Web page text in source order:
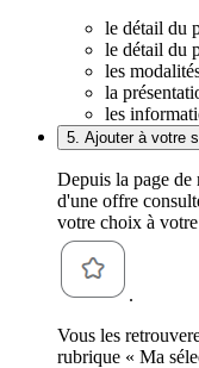
le détail du
le détail du
les
la
les
5. Ajouter à votre
Depuis la page de
d'une offre
votre choix à
.
Vous les
rubrique « Ma